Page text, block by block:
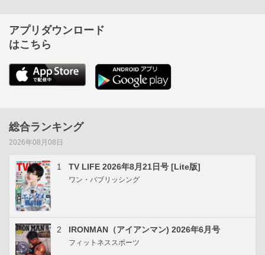
アプリダウンロード
はこちら
総合ランキング
2026年08月08日
1 TV LIFE 2026年8月21日号 [Lite版]
ワン・パブリッシング
2 IRONMAN（アイアンマン) 2026年6月号
フィットネススポーツ